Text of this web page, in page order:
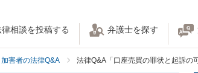
律相談を投稿する 弁護士を探す
加害者の法律Q&A 法律Q&A「口座売買の罪状と起訴の